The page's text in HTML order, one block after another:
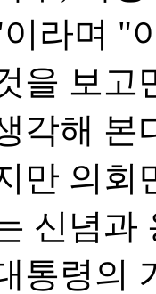
라며 "
을 보고
각해 본
만 의
신념과
통령의